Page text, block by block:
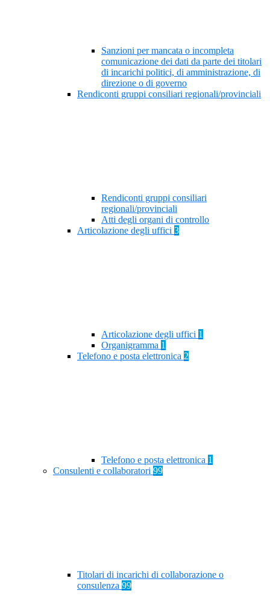
Sanzioni per mancata o incompleta
comunicazione dei dati da parte dei titolari
di incarichi politici, di amministrazione, di
direzione o di governo
Rendiconti gruppi consiliari regionali/provinciali
Rendiconti gruppi consiliari
regionali/provinciali
Atti degli organi di controllo
Articolazione degli uffici 3
Articolazione degli uffici 1
Organigramma 1
Telefono e posta elettronica 2
Telefono e posta elettronica 1
Consulenti e collaboratori 99
Titolari di incarichi di collaborazione o
consulenza 99